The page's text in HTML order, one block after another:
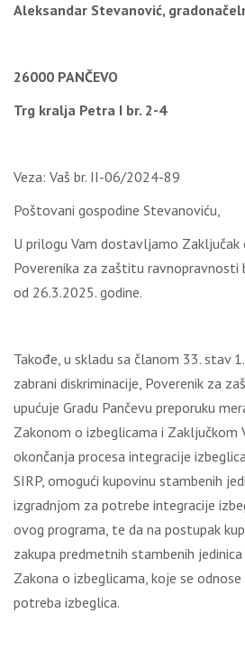
Aleksandar Stevanović,
26000 PANČEVO
Trg kralja Petra I br. 2-4
Veza: Vaš br. II-06/2024-89
Poštovani gospodine Stevanoviću,
U prilogu Vam dostavljamo
Poverenika za zaštitu
od 26.3.2025. godine.
Takođe, u skladu sa članom 33. stav
zabrani diskriminacije, Poverenik za
upućuje Gradu Pančevu preporuku
Zakonom o izbeglicama i Zaključkom
okončanja procesa integracije
SIRP, omogući kupovinu stambenih
izgradnjom za potrebe integracije
ovog programa, te da na postupak
zakupa predmetnih stambenih
Zakona o izbeglicama, koje se
potreba izbeglica.